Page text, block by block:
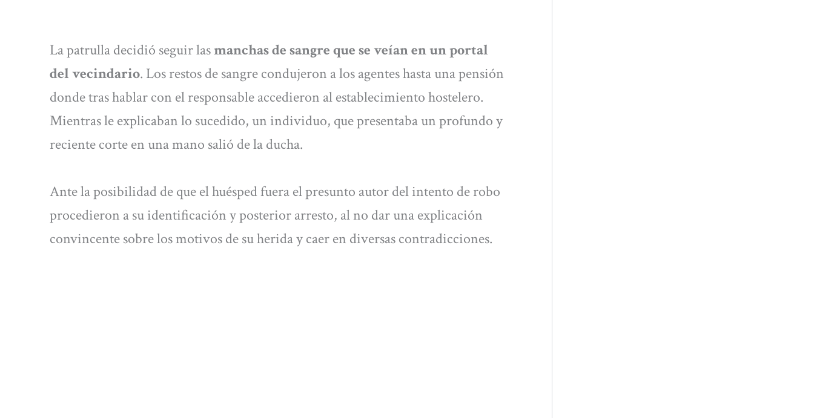
La patrulla decidió seguir lasmanchas de sangre que se veían en un portal
del vecindario. Los restos de sangre condujeron a los agentes hasta una pensión
donde tras hablar con el responsable accedieron al establecimiento hostelero.
Mientras le explicaban lo sucedido, un individuo, que presentaba un profundo y
reciente corte en una mano salió de la ducha.
Ante la posibilidad de que el huésped fuera el presunto autor del intento de robo
procedieron a su identificación y posterior arresto, al no dar una explicación
convincente sobre los motivos de su herida y caer en diversas contradicciones.